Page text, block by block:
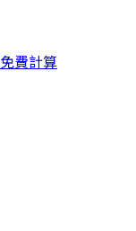
免費計算